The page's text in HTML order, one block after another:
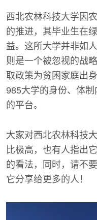
西北农林科技大学因
的推进，其毕业生在
益。这所大学并非如
则是一个被忽视的战
取政策为贫困家庭出
985大学的身份、体
的平台。
大家对西北农林科技
比极高，也有人指出
的看法，同时，请不
它分享给更多的人！